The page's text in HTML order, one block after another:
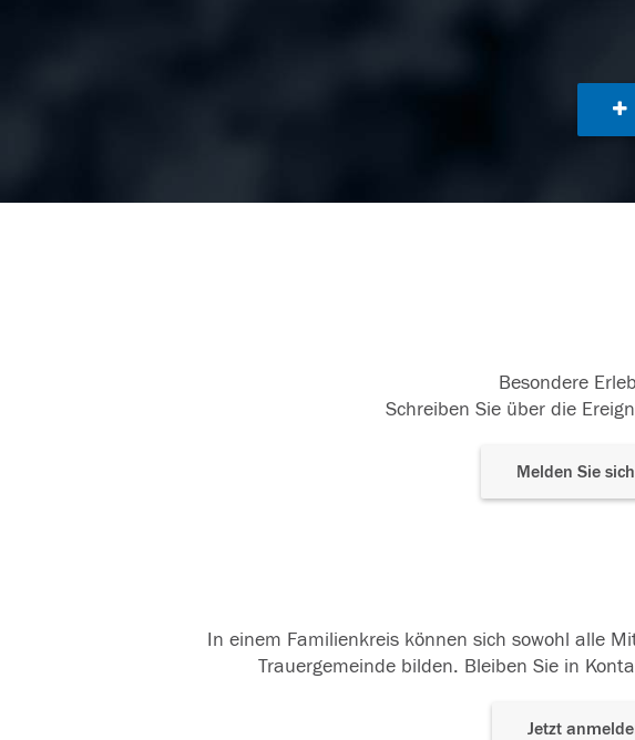
Besondere
Schreiben Sie über die
Melden Sie
In einem Familienkreis können sich sowohl alle
Trauergemeinde bilden. Bleiben Sie in
Jetzt